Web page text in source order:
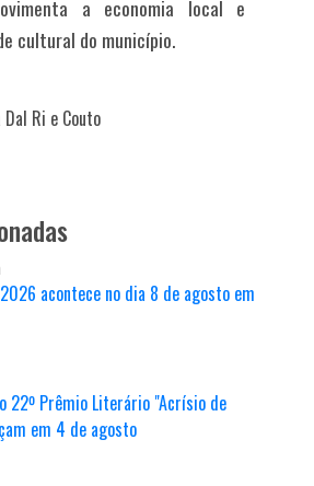
a economia local e
cultural do município.
Dal Ri e Couto
acontece no dia 8 de agosto em
22º Prêmio Literário "Acrísio de
em 4 de agosto